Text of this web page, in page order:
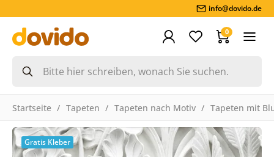
info@dovido.de
0
Startseite Tapeten Tapeten nach Motiv Tapeten mit
Gratis Kleber